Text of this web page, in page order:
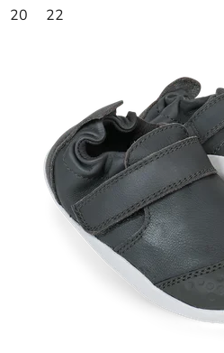
20 22